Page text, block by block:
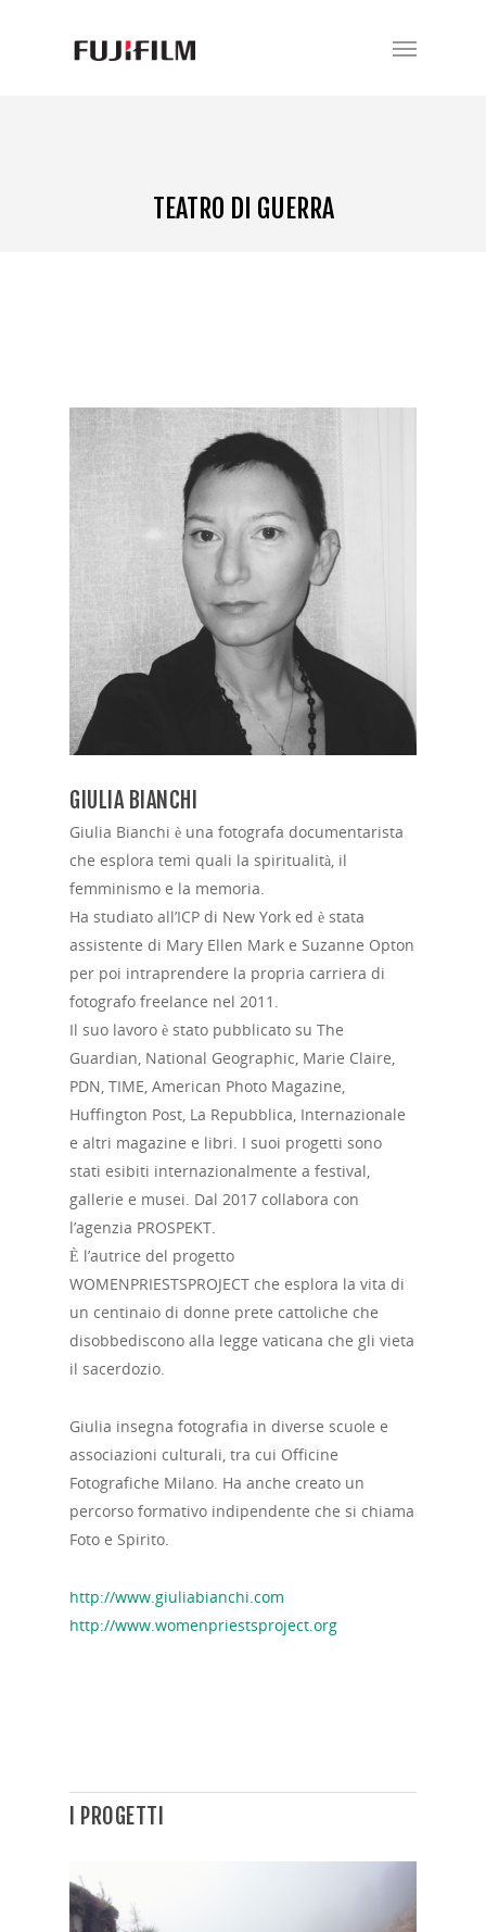
TEATRO DI GUERRA
GIULIA BIANCHI
Giulia Bianchi è una fotografa documentarista
che esplora temi quali la spiritualità, il
femminismo e la memoria.
Ha studiato all’ICP di New York ed è stata
assistente di Mary Ellen Mark e Suzanne Opton
per poi intraprendere la propria carriera di
fotografo freelance nel 2011.
Il suo lavoro è stato pubblicato su The
Guardian, National Geographic, Marie Claire,
PDN, TIME, American Photo Magazine,
Huffington Post, La Repubblica, Internazionale
e altri magazine e libri. I suoi progetti sono
stati esibiti internazionalmente a festival,
gallerie e musei. Dal 2017 collabora con
l’agenzia PROSPEKT.
È l’autrice del progetto
WOMENPRIESTSPROJECT che esplora la vita di
un centinaio di donne prete cattoliche che
disobbediscono alla legge vaticana che gli vieta
il sacerdozio.
Giulia insegna fotografia in diverse scuole e
associazioni culturali, tra cui Officine
Fotografiche Milano. Ha anche creato un
percorso formativo indipendente che si chiama
Foto e Spirito.
http://www.giuliabianchi.com
http://www.womenpriestsproject.org
I PROGETTI